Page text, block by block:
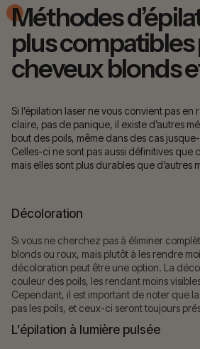
Méthodes
plus compatibles
cheveux blonds
Si l’épilation laser ne vous convient pas en
claire, pas de panique, il existe d’autres
bout des poils, même dans des cas
Celles-ci ne sont pas aussi définitives que
mais elles sont plus durables que d’autres
Décoloration
Si vous ne cherchez pas à éliminer
blonds ou roux, mais plutôt à les rendre
décoloration peut être une option. La
couleur des poils, les rendant moins
Cependant, il est important de noter que
pas les poils, et ceux-ci seront toujours
L’épilation à lumière pulsée